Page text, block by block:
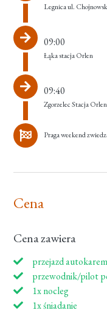
Legnica ul.
09:00
Łąka stacja Orlen
09:40
Zgorzelec Stacja
Praga weekend
Cena
Cena zawiera
przejazd
przewodnik/pilot
1x nocleg
1x śniadanie